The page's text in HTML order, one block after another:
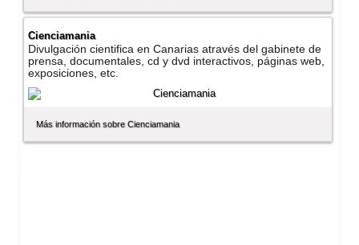
Cienciamania
Divulgación cientifica en Canarias através del gabinete de
prensa, documentales, cd y dvd interactivos, páginas web,
exposiciones, etc.
Más información sobre Cienciamania